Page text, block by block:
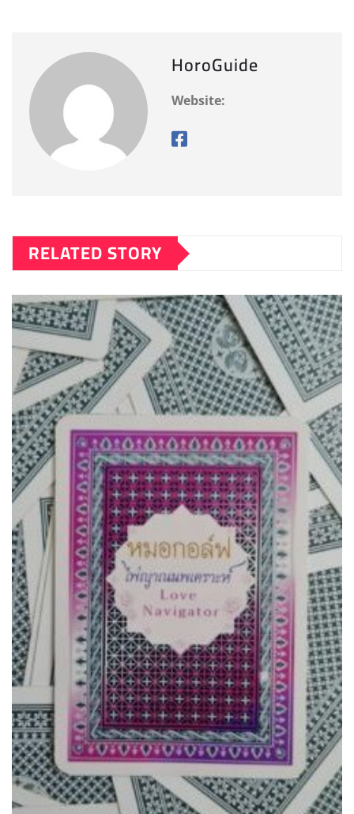
k HoroGuide
Website:
RELATED STORY